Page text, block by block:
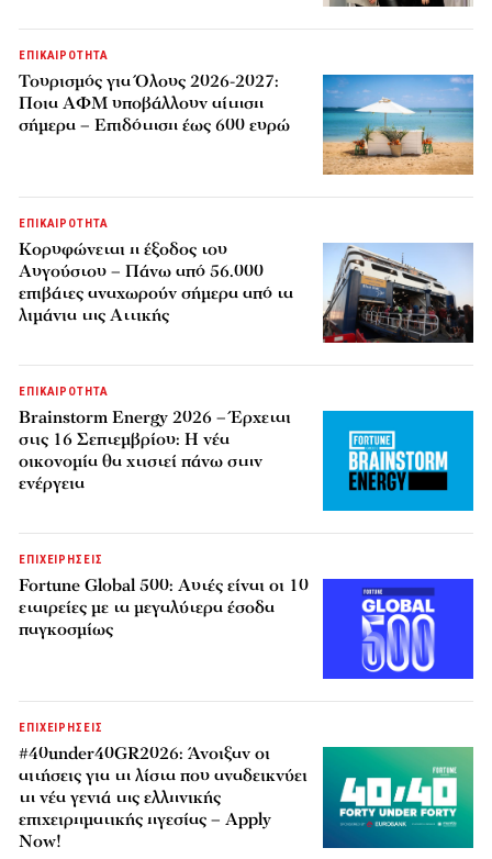
ΕΠΙΚΑΙΡΟΤΗΤΑ
Τουρισμός για Όλους 2026-2027:
Ποια ΑΦΜ υποβάλλουν αίτηση
σήμερα – Επιδότηση έως 600 ευρώ
ΕΠΙΚΑΙΡΟΤΗΤΑ
Κορυφώνεται η έξοδος του
Αυγούστου – Πάνω από 56.000
επιβάτες αναχωρούν σήμερα από τα
λιμάνια της Αττικής
ΕΠΙΚΑΙΡΟΤΗΤΑ
Brainstorm Energy 2026 – Έρχεται
στις 16 Σεπτεμβρίου: Η νέα
οικονομία θα χτιστεί πάνω στην
ενέργεια
ΕΠΙΧΕΙΡΗΣΕΙΣ
Fortune Global 500: Αυτές είναι οι 10
εταιρείες με τα μεγαλύτερα έσοδα
παγκοσμίως
ΕΠΙΧΕΙΡΗΣΕΙΣ
#40under40GR2026: Άνοιξαν οι
αιτήσεις για τη λίστα που αναδεικνύει
τη νέα γενιά της ελληνικής
επιχειρηματικής ηγεσίας – Apply
Now!